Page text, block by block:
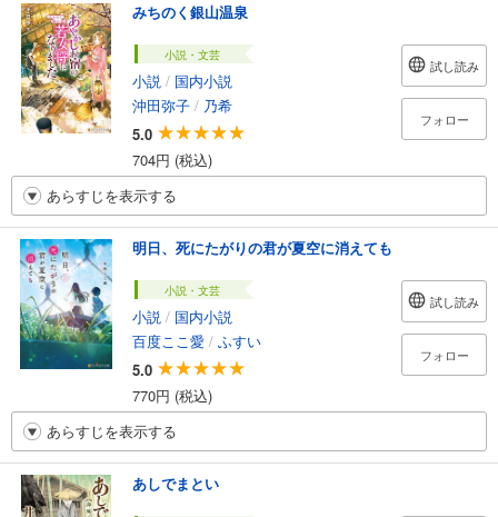
みちのく銀山温泉
小説・文芸
小説 / 国内小説
沖田弥子 / 乃希
5.0
704円 (税込)
試し読み
フォロー
あらすじを表示する
明日、死にたがりの君が夏空に消えても
小説・文芸
小説 / 国内小説
百度ここ愛 / ふすい
5.0
770円 (税込)
試し読み
フォロー
あらすじを表示する
あしでまとい